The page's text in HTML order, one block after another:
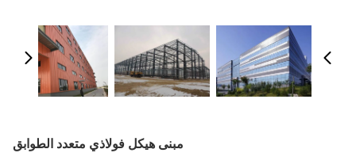
مبنى هيكل فولاذي متعدد الطوابق